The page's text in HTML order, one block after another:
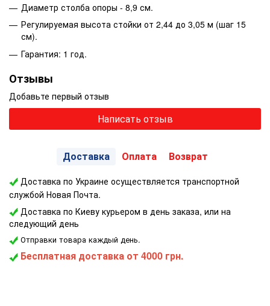
Диаметр столба опоры - 8,9 см.
Регулируемая высота стойки от 2,44 до 3,05 м (шаг 15
см).
Гарантия: 1 год.
Отзывы
Добавьте первый отзыв
Написать отзыв
Доставка Оплата Возврат
Доставка по Украине осуществляется транспортной
службой Новая Почта.
Доставка по Киеву курьером в день заказа, или на
следующий день
Отправки товара каждый день.
Бесплатная доставка от 4000 грн.